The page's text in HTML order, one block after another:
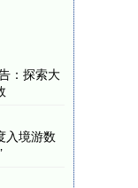
：探索大
入境游数